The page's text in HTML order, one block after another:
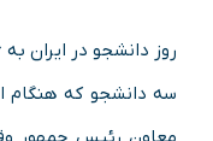
سه دانشجو که هنگام